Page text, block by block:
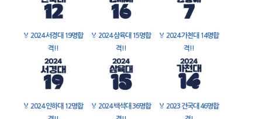
🏅 2024 서경대 19명합
격!!
🏅 2024 삼육대 15명합
격!!
🏅 2024 가천대 14명합
격!!
🏅 2024 인하대 12명합
🏅 2024 백석대 36명합
🏅 2023 건국대 46명합